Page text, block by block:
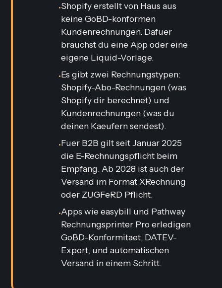
•Shopify erstellt von Haus aus
keine GoBD-konformen
Kundenrechnungen. Dafuer
brauchst du eine App oder eine
eigene Liquid-Vorlage.
•Es gibt zwei Rechnungstypen:
Shopify-Abo-Rechnungen (was
Shopify dir berechnet) und
Kundenrechnungen (was du
deinen Kaeufern sendest).
•Fuer B2B gilt seit Januar 2025
die E-Rechnungspflicht beim
Empfang. Ab 2028 ist auch der
Versand im Format XRechnung
oder ZUGFeRD Pflicht.
•Apps wie easybill und Pathway
Rechnungsprinter Pro erledigen
GoBD-Konformitaet, DATEV-
Export, und automatischen
Versand in einem Schritt.